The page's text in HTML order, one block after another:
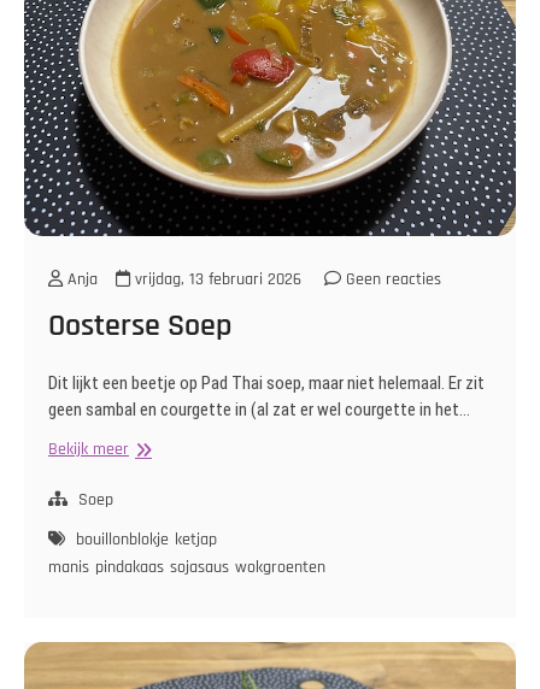
Anja vrijdag, 13 februari 2026 Geen reacties
Oosterse Soep
Dit lijkt een beetje op Pad Thai soep, maar niet helemaal. Er zit
geen sambal en courgette in (al zat er wel courgette in het…
Bekijk meerOosterse
Soep
bouillonblokje ketjap
manis pindakaas sojasaus wokgroenten